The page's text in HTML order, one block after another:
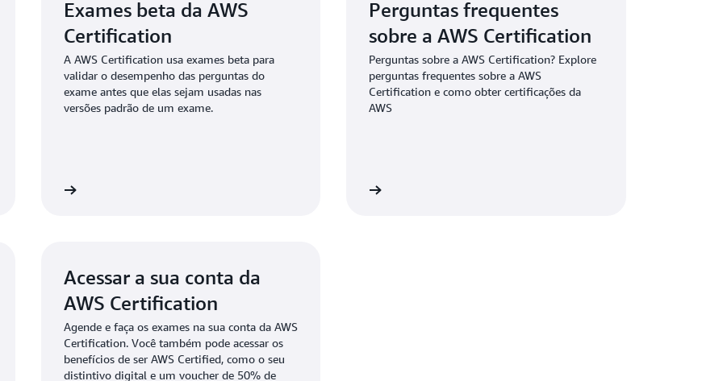
Indivíduos com uma certificação AWS Certified SysOps Administrator -
Associate ou AWS Certified CloudOps Engineer - Associate ativa podem
recertificar-se fazendo o upgrade para a certificação AWS Certified
DevOps Engineer - Professional.
Exames beta da AWS
Certification
A AWS Certification usa exames beta para
validar o desempenho das perguntas do
exame antes que elas sejam usadas nas
versões padrão de um exame.
Perguntas frequentes
sobre a AWS Certification
Perguntas sobre a AWS Certification? Explore
perguntas frequentes sobre a AWS
Certification e como obter certificações da
AWS
Explorar certificações da AWS - Perguntas frequentes
Acessar a sua conta da
AWS Certification
Agende e faça os exames na sua conta da AWS
Certification. Você também pode acessar os
benefícios de ser AWS Certified, como o seu
distintivo digital e um voucher de 50% de